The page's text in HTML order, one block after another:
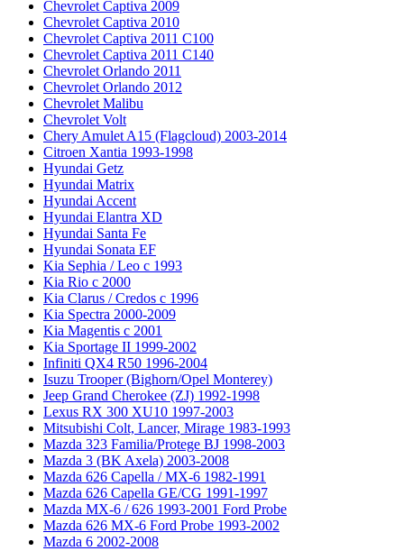
Chevrolet Captiva 2009
Chevrolet Captiva 2010
Chevrolet Captiva 2011 C100
Chevrolet Captiva 2011 C140
Chevrolet Orlando 2011
Chevrolet Orlando 2012
Chevrolet Malibu
Chevrolet Volt
Chery Amulet A15 (Flagcloud) 2003-2014
Citroen Xantia 1993-1998
Hyundai Getz
Hyundai Matrix
Hyundai Accent
Hyundai Elantra XD
Hyundai Santa Fe
Hyundai Sonata EF
Kia Sephia / Leo с 1993
Kia Rio с 2000
Kia Clarus / Credos с 1996
Kia Spectra 2000-2009
Kia Magentis с 2001
Kia Sportage II 1999-2002
Infiniti QX4 R50 1996-2004
Isuzu Trooper (Bighorn/Opel Monterey)
Jeep Grand Cherokee (ZJ) 1992-1998
Lexus RX 300 XU10 1997-2003
Mitsubishi Colt, Lancer, Mirage 1983-1993
Mazda 323 Familia/Protege BJ 1998-2003
Mazda 3 (BK Axela) 2003-2008
Mazda 626 Capella / MX-6 1982-1991
Mazda 626 Capella GE/CG 1991-1997
Mazda MX-6 / 626 1993-2001 Ford Probe
Mazda 626 MX-6 Ford Probe 1993-2002
Mazda 6 2002-2008